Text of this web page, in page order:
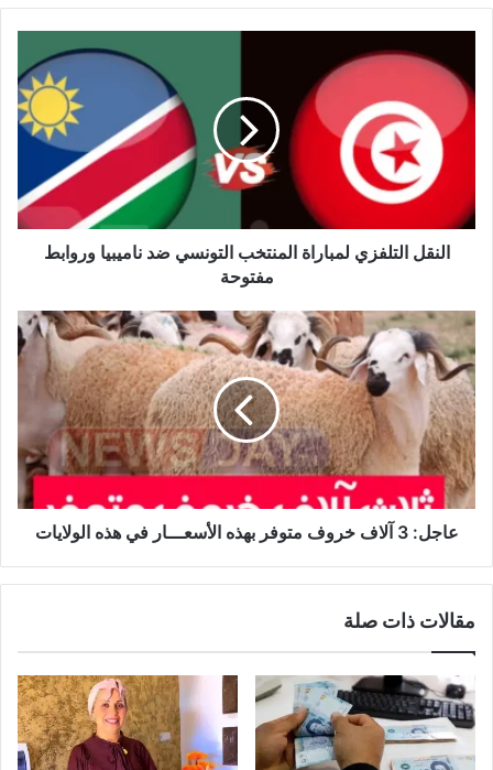
التلفزي
لمباراة
المنتخب
التونسي
وروابط
مفتوحة
النقل التلفزي لمباراة المنتخب التونسي ضد ناميبيا وروابط
مفتوحة
عاجل:
3
آلاف
خروف
متوفر
بهذه
الأسعـــار
في
هذه
الولايات
عاجل: 3 آلاف خروف متوفر بهذه الأسعـــار في هذه الولايات
مقالات ذات صلة